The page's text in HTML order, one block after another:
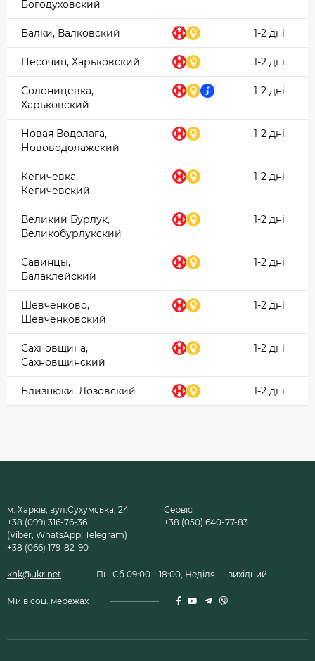
Богодуховский
Валки, Валковский 1-2 дні
Песочин, Харьковский 1-2 дні
Солоницевка,
Харьковский
1-2 дні
Новая Водолага,
Нововодолажский
1-2 дні
Кегичевка,
Кегичевский
1-2 дні
Великий Бурлук,
Великобурлукский
1-2 дні
Савинцы,
Балаклейский
1-2 дні
Шевченково,
Шевченковский
1-2 дні
Сахновщина,
Сахновщинский
1-2 дні
Близнюки, Лозовский 1-2 дні
м. Харків, вул.Сухумська, 24
+38 (099) 316-76-36
(Viber, WhatsApp, Telegram)
+38 (066) 179-82-90
Сервіс
+38 (050) 640-77-83
khk@ukr.net Пн-Сб 09:00—18:00, Неділя — вихідний
Ми в соц. мережах